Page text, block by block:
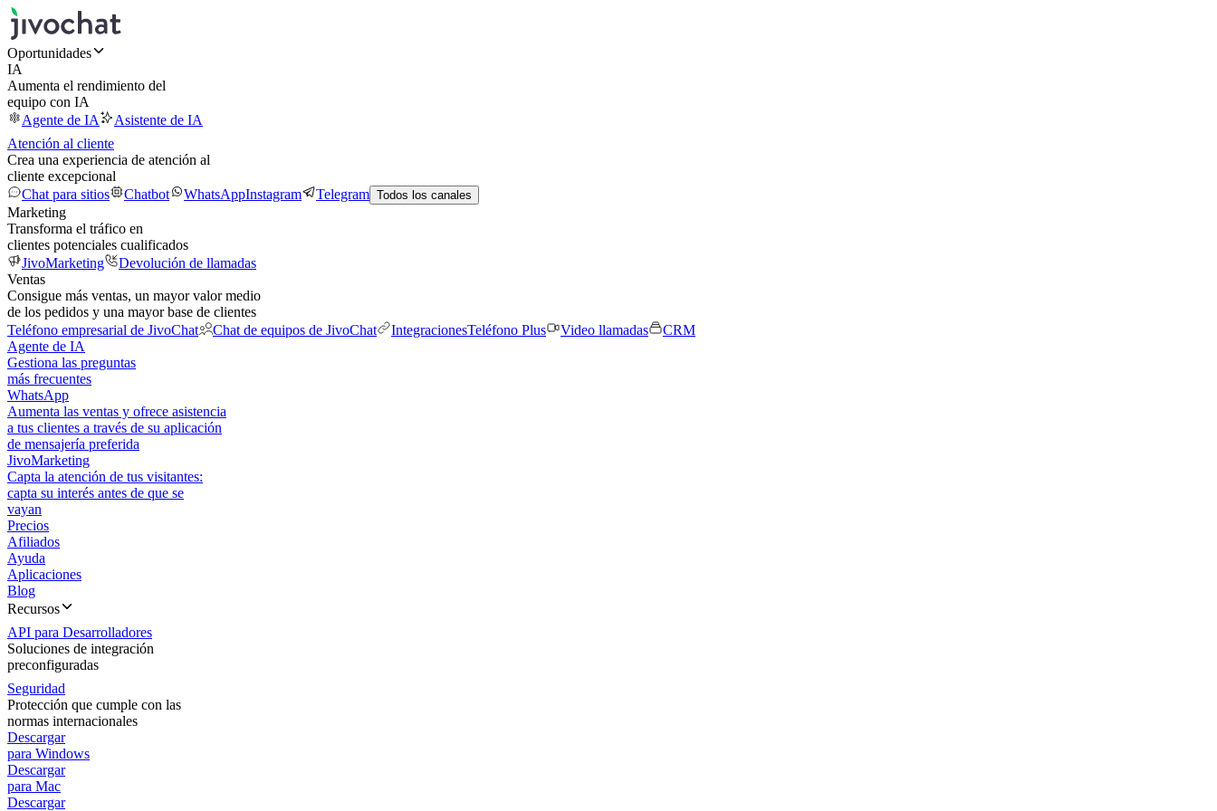
Oportunidades
IA
Aumenta el rendimiento del
equipo con IA
Agente de IA
Asistente de IA
Atención al cliente
Crea una experiencia de atención al
cliente excepcional
Chat para sitios
Chatbot WhatsAppInstagram Telegram Todos los canales
Marketing
Transforma el tráfico en
clientes potenciales cualificados
JivoMarketing
Devolución de llamadas
Ventas
Consigue más ventas, un mayor valor medio
de los pedidos y una mayor base de clientes
Teléfono empresarial de JivoChat
Chat de equipos de JivoChat IntegracionesTeléfono Plus Video llamadas
CRM
Agente de IA
Gestiona las preguntas
más frecuentes
WhatsApp
Aumenta las ventas y ofrece asistencia
a tus clientes a través de su aplicación
de mensajería preferida
JivoMarketing
Capta la atención de tus visitantes:
capta su interés antes de que se
vayan
Precios
Afiliados
Ayuda
Aplicaciones
Blog
Recursos
API para Desarrolladores
Soluciones de integración
preconfiguradas
Seguridad
Protección que cumple con las
normas internacionales
Descargar
para Windows
Descargar
para Mac
Descargar